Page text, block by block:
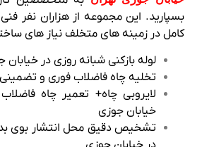
بسپارید. این مجموعه از هزاران نفر
کامل در زمینه های متخلف نیاز های
لوله بازکنی شبانه روزی در خیابان
تخلیه چاه فاضلاب فوری و
لایروبی چاه+ تعمیر چاه
خیابان جوزی
تشخیص دقیق محل انتشار بوی